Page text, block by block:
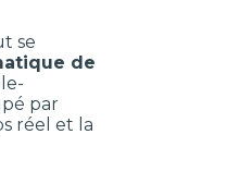
se
de
par
réel et la